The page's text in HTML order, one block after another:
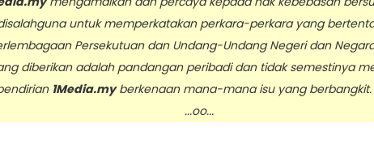
untuk memperkatakan perkara-perkara yang
Persekutuan dan Undang-Undang Negeri dan
diberikan adalah pandangan peribadi dan tidak semestinya
1Media.myberkenaan mana-mana isu yang berbangkit.
...oo...